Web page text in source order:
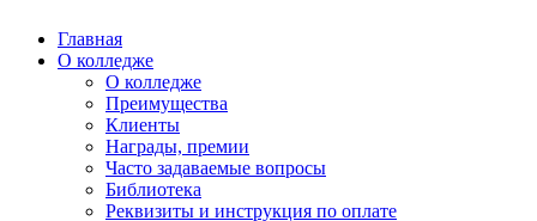
Главная
О колледже
О колледже
Преимущества
Клиенты
Награды, премии
Часто задаваемые вопросы
Библиотека
Реквизиты и инструкция по оплате